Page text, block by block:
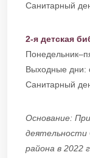
Санитарный
2-я детская
Выходные дни:
Санитарный
Основание:
района в 2022